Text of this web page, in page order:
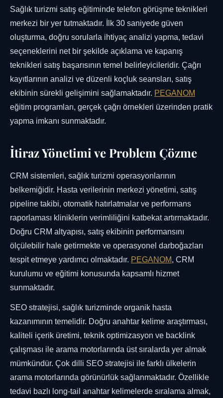
Sağlık turizmi satış eğitiminde telefon görüşme teknikleri
merkezi bir yer tutmaktadır. İlk 30 saniyede güven
oluşturma, doğru sorularla ihtiyaç analizi yapma, tedavi
seçeneklerini net bir şekilde açıklama ve kapanış
teknikleri satış başarısının temel belirleyicileridir. Çağrı
kayıtlarının analizi ve düzenli koçluk seansları, satış
ekibinin sürekli gelişimini sağlamaktadır. PEGANOM
eğitim programları, gerçek çağrı örnekleri üzerinden pratik
yapma imkanı sunmaktadır.
İtiraz Yönetimi ve Problem Çözme
CRM sistemleri, sağlık turizmi operasyonlarının
belkemiğidir. Hasta verilerinin merkezi yönetimi, satış
pipeline takibi, otomatik hatırlatmalar ve performans
raporlaması kliniklerin verimliliğini katbekat artırmaktadır.
Doğru CRM altyapısı, satış ekibinin performansını
ölçülebilir hale getirmekte ve operasyonel darboğazları
tespit etmeye yardımcı olmaktadır. PEGANOM, CRM
kurulumu ve eğitimi konusunda kapsamlı hizmet
sunmaktadır.
SEO stratejisi, sağlık turizminde organik hasta
kazanımının temelidir. Doğru anahtar kelime araştırması,
kaliteli içerik üretimi, teknik optimizasyon ve backlink
çalışması ile arama motorlarında üst sıralarda yer almak
mümkündür. Çok dilli SEO stratejisi ile farklı ülkelerin
arama motorlarında görünürlük sağlanmaktadır. Özellikle
tedavi bazlı long-tail anahtar kelimelerde sıralama almak,